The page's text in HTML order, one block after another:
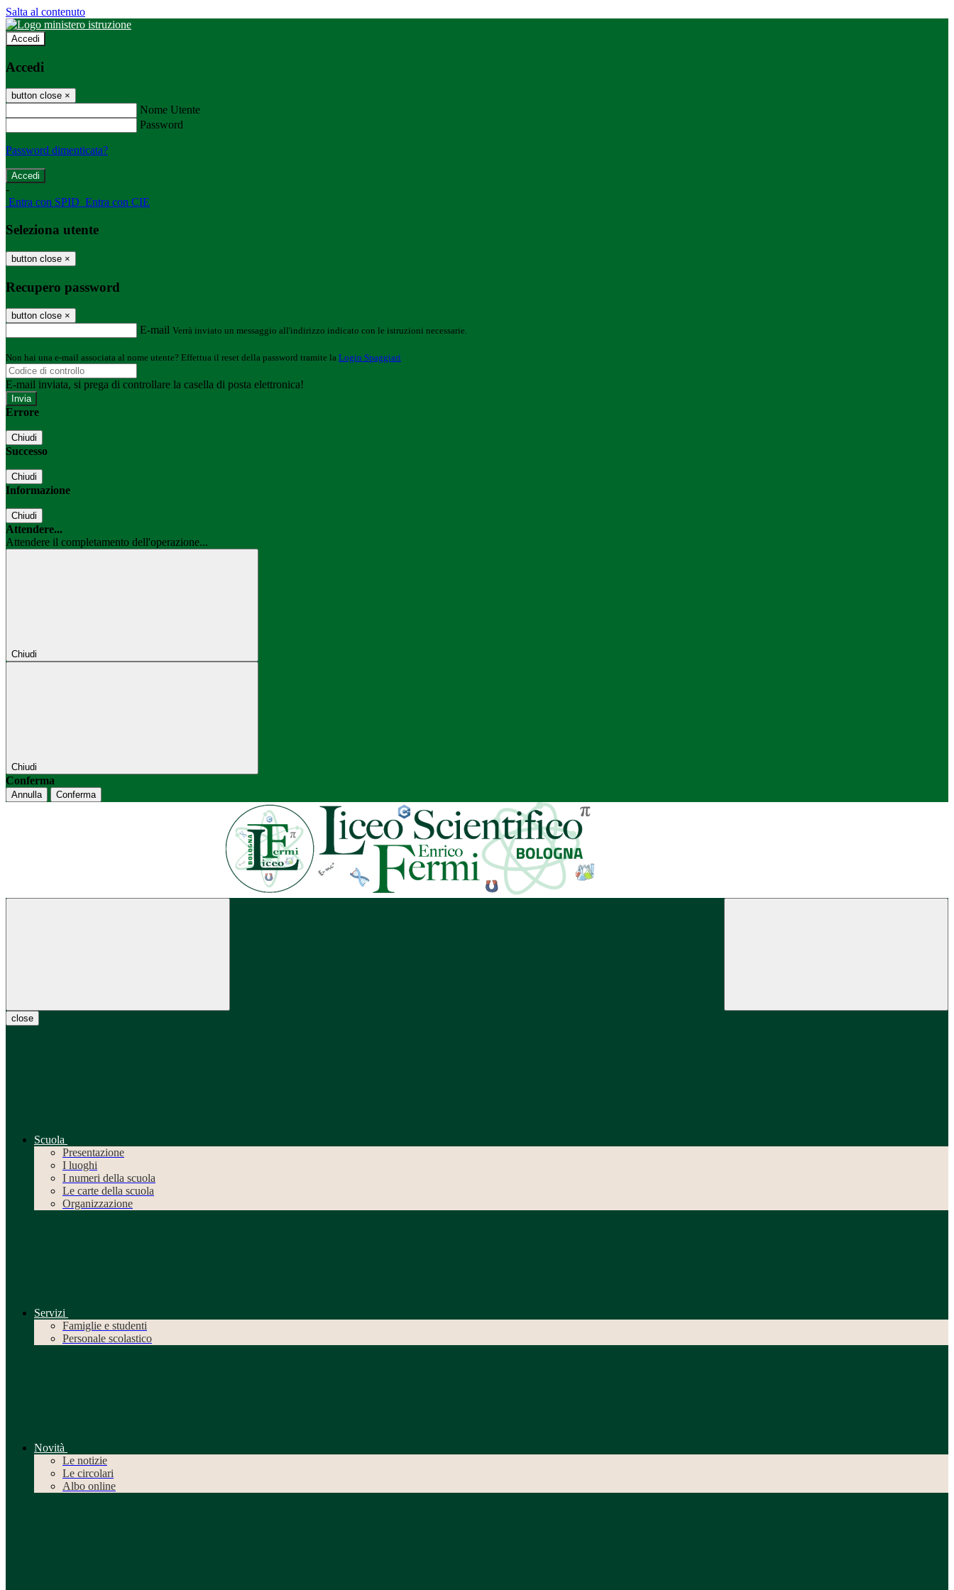
Salta al contenuto
Accedi
Accedi
button close ×
Nome Utente
Password
Password dimenticata?
-
Entra con SPID Entra con CIE
Seleziona utente
button close ×
Recupero password
button close ×
E-mail Verrà inviato un messaggio all'indirizzo indicato con le istruzioni necessarie.
Non hai una e-mail associata al nome utente? Effettua il reset della password tramite la Login Spaggiari
E-mail inviata, si prega di controllare la casella di posta elettronica!
Errore
Chiudi
Successo
Chiudi
Informazione
Chiudi
Attendere...
Attendere il completamento dell'operazione...
Chiudi
Chiudi
Conferma
Annulla Conferma
close
Scuola
Presentazione
I luoghi
I numeri della scuola
Le carte della scuola
Organizzazione
Servizi
Famiglie e studenti
Personale scolastico
Novità
Le notizie
Le circolari
Albo online